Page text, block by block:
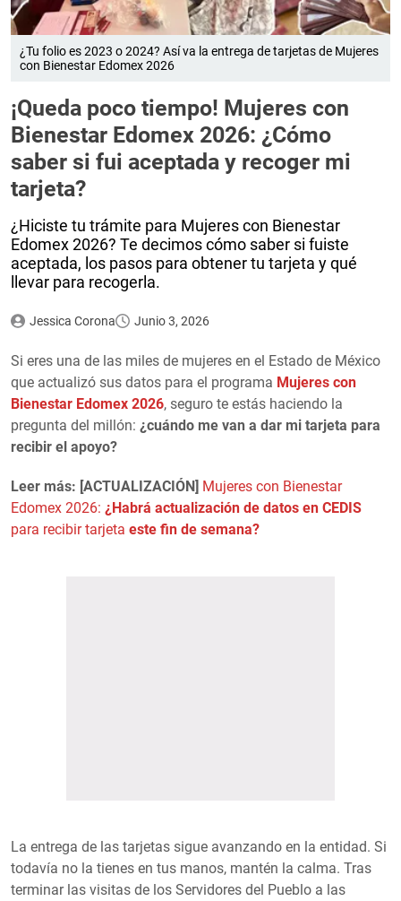
¿Tu folio es 2023 o 2024? Así va la entrega de tarjetas de Mujeres
con Bienestar Edomex 2026
¡Queda poco tiempo! Mujeres con
Bienestar Edomex 2026: ¿Cómo
saber si fui aceptada y recoger mi
tarjeta?
¿Hiciste tu trámite para Mujeres con Bienestar
Edomex 2026? Te decimos cómo saber si fuiste
aceptada, los pasos para obtener tu tarjeta y qué
llevar para recogerla.
Jessica Corona Junio 3, 2026
Si eres una de las miles de mujeres en el Estado de México
que actualizó sus datos para el programa Mujeres con
Bienestar Edomex 2026, seguro te estás haciendo la
pregunta del millón: ¿cuándo me van a dar mi tarjeta para
recibir el apoyo?
Leer más: [ACTUALIZACIÓN] Mujeres con Bienestar
Edomex 2026: ¿Habrá actualización de datos en CEDIS
para recibir tarjeta este fin de semana?
La entrega de las tarjetas sigue avanzando en la entidad. Si
todavía no la tienes en tus manos, mantén la calma. Tras
terminar las visitas de los Servidores del Pueblo a las